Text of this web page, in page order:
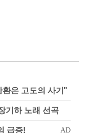
은 고도의 사기"
기하 노래 선곡